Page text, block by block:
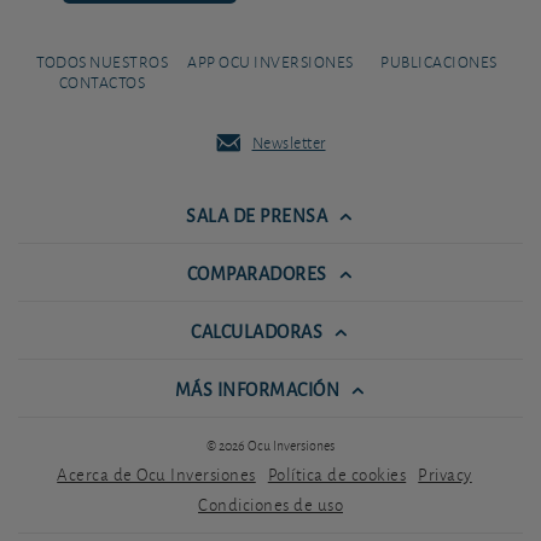
TODOS NUESTROS
CONTACTOS
APP OCU INVERSIONES PUBLICACIONES
Newsletter
SALA DE PRENSA
COMPARADORES
CALCULADORAS
MÁS INFORMACIÓN
© 2026 Ocu Inversiones
Acerca de Ocu Inversiones Política de cookies Privacy
Condiciones de uso